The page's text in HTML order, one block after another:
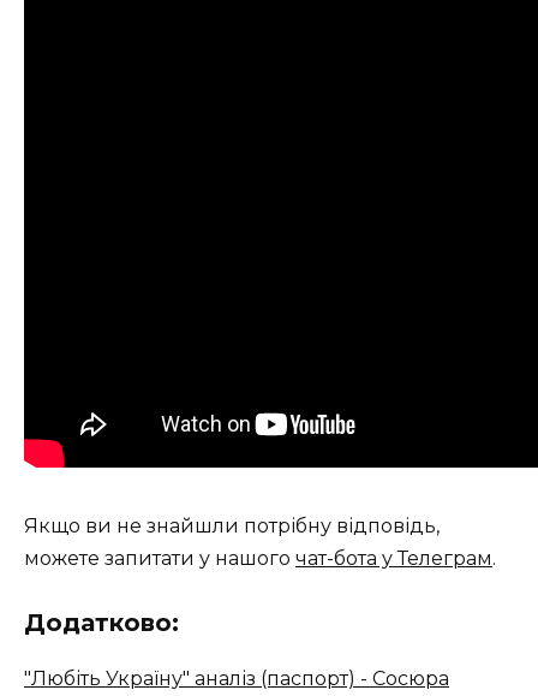
Якщо ви не знайшли потрібну відповідь,
можете запитати у нашого чат-бота у Телеграм.
Додатково:
"Любіть Україну" аналіз (паспорт) - Сосюра